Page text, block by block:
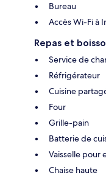
Bureau
Accès Wi-Fi à
Repas et
Service de
Réfrigérateur
Cuisine
Four
Grille-pain
Batterie de
Vaisselle pour
Chaise haute